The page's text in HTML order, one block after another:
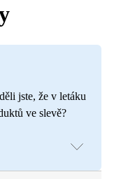
jste, že v letáku
ve slevě?